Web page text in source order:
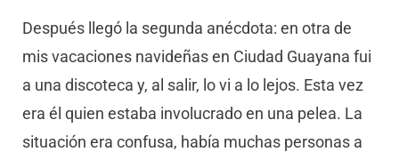
Después llegó la segunda anécdota: en otra de
mis vacaciones navideñas en Ciudad Guayana fui
a una discoteca y, al salir, lo vi a lo lejos. Esta vez
era él quien estaba involucrado en una pelea. La
situación era confusa, había muchas personas a